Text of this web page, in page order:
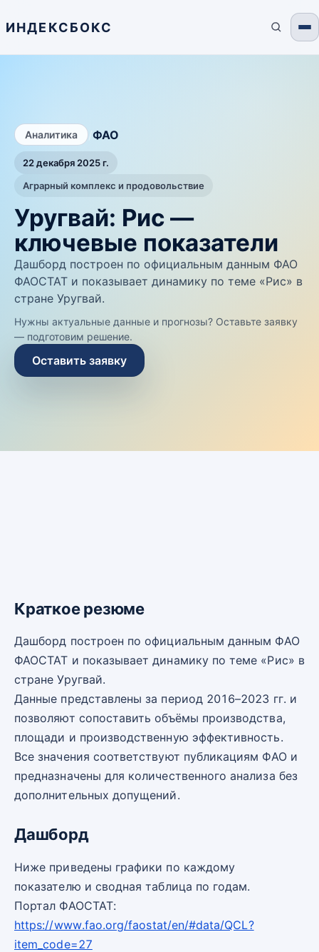
ИНДЕКСБОКС
Аналитика ФАО
22 декабря 2025 г.
Аграрный комплекс и продовольствие
Уругвай: Рис —
ключевые показатели
Дашборд построен по официальным данным ФАО
ФАОСТАТ и показывает динамику по теме «Рис» в
стране Уругвай.
Нужны актуальные данные и прогнозы? Оставьте заявку
— подготовим решение.
Оставить заявку
Краткое резюме
Дашборд построен по официальным данным ФАО
ФАОСТАТ и показывает динамику по теме «Рис» в
стране Уругвай.
Данные представлены за период 2016–2023 гг. и
позволяют сопоставить объёмы производства,
площади и производственную эффективность.
Все значения соответствуют публикациям ФАО и
предназначены для количественного анализа без
дополнительных допущений.
Дашборд
Ниже приведены графики по каждому
показателю и сводная таблица по годам.
Портал ФАОСТАТ:
https://www.fao.org/faostat/en/#data/QCL?
item_code=27